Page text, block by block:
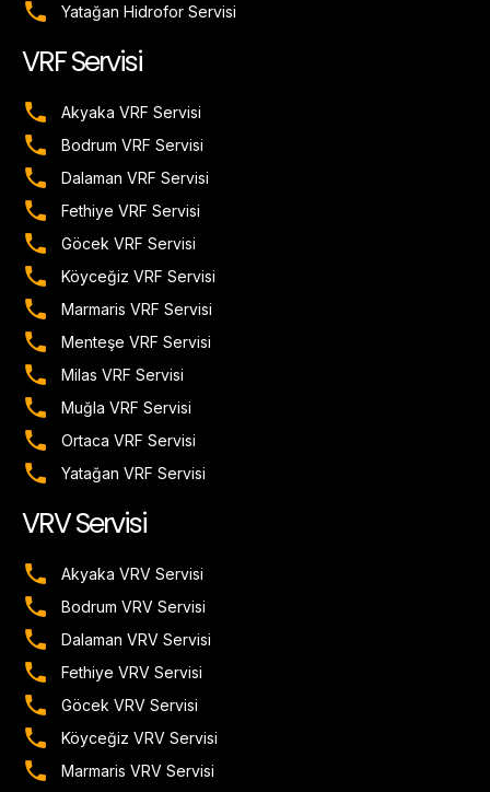
Yatağan Hidrofor Servisi
VRF Servisi
Akyaka VRF Servisi
Bodrum VRF Servisi
Dalaman VRF Servisi
Fethiye VRF Servisi
Göcek VRF Servisi
Köyceğiz VRF Servisi
Marmaris VRF Servisi
Menteşe VRF Servisi
Milas VRF Servisi
Muğla VRF Servisi
Ortaca VRF Servisi
Yatağan VRF Servisi
VRV Servisi
Akyaka VRV Servisi
Bodrum VRV Servisi
Dalaman VRV Servisi
Fethiye VRV Servisi
Göcek VRV Servisi
Köyceğiz VRV Servisi
Marmaris VRV Servisi